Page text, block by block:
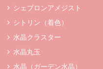
シェブロンアメジスト
シトリン（着色）
水晶クラスター
水晶丸玉
水晶（ガーデン水晶）